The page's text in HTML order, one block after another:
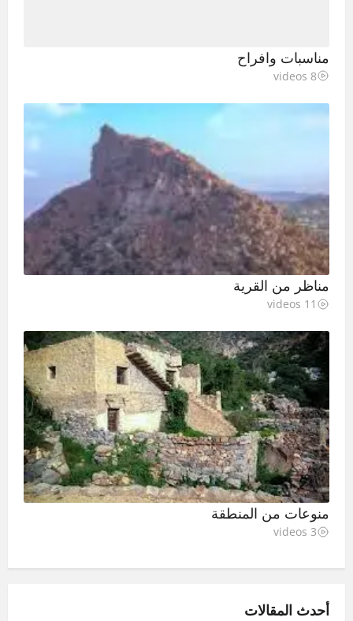
مناسبات وافراح
8 videos
مناظر من القرية
11 videos
منوعات من المنطقة
3 videos
أحدث المقالات